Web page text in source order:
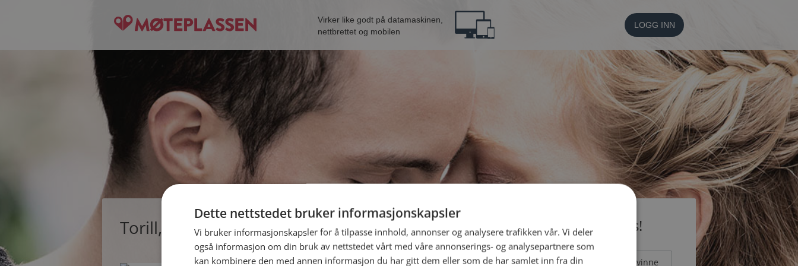
Virker like godt på datamaskinen,
nettbrettet og mobilen
LOGG INN
Torill, single kvinne fra Gjøvik Bli medlem gratis!
Jeg er en: Mann Kvinne
Dette nettstedet bruker informasjonskapsler
Vi bruker informasjonskapsler for å tilpasse innhold, annonser og analysere trafikken vår. Vi deler
også informasjon om din bruk av nettstedet vårt med våre annonserings- og analysepartnere som
kan kombinere den med annen informasjon du har gitt dem eller som de har samlet inn fra din